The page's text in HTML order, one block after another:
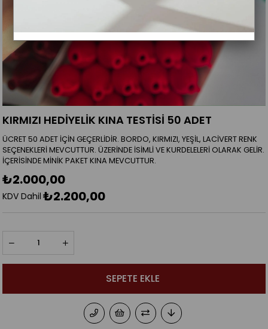
KIRMIZI HEDİYELİK KINA TESTİSİ 50 ADET
ÜCRET 50 ADET İÇİN GEÇERLİDİR. BORDO, KIRMIZI, YEŞİL, LACİVERT RENK
SEÇENEKLERİ MEVCUTTUR. ÜZERİNDE İSİMLİ VE KURDELELERİ OLARAK GELİR.
İÇERİSİNDE MİNİK PAKET KINA MEVCUTTUR.
₺2.000,00
KDV Dahil ₺2.200,00